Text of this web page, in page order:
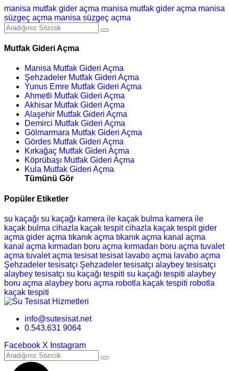
manisa mutfak gider açma manisa mutfak gider açma manisa
süzgeç açma manisa süzgeç açma
Mutfak Gideri Açma
Manisa Mutfak Gideri Açma
Şehzadeler Mutfak Gideri Açma
Yunus Emre Mutfak Gideri Açma
Ahmetli Mutfak Gideri Açma
Akhisar Mutfak Gideri Açma
Alaşehir Mutfak Gideri Açma
Demirci Mutfak Gideri Açma
Gölmarmara Mutfak Gideri Açma
Gördes Mutfak Gideri Açma
Kırkağaç Mutfak Gideri Açma
Köprübaşı Mutfak Gideri Açma
Kula Mutfak Gideri Açma
Tümünü Gör
Popüler Etiketler
su kaçağı su kaçağı kamera ile kaçak bulma kamera ile
kaçak bulma cihazla kaçak tespit cihazla kaçak tespit gider
açma gider açma tıkanık açma tıkanık açma kanal açma
kanal açma kırmadan boru açma kırmadan boru açma tuvalet
açma tuvalet açma tesisat tesisat lavabo açma lavabo açma
Şehzadeler tesisatçı Şehzadeler tesisatçı alaybey tesisatçı
alaybey tesisatçı su kaçağı tespiti su kaçağı tespiti alaybey
boru açma alaybey boru açma robotla kaçak tespiti robotla
kaçak tespiti
info@sutesisat.net
0.543.631 9064
Facebook X Instagram